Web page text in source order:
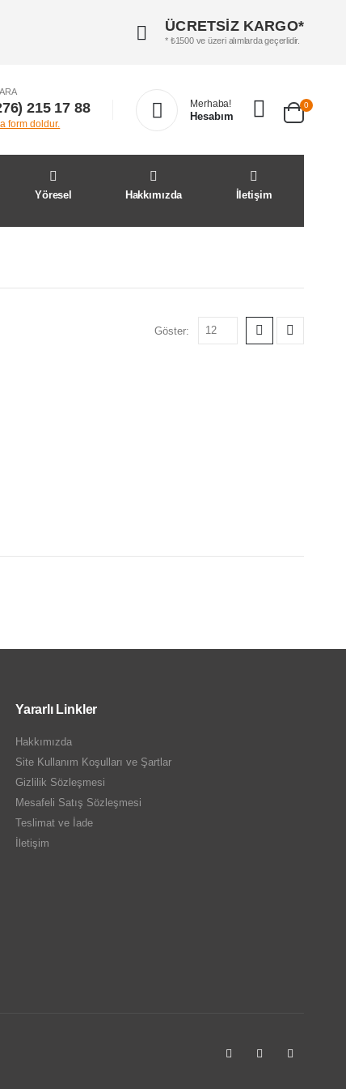
ÜCRETSİZ KARGO*
* ₺1500 ve üzeri alımlarda geçerlidir.
215 17 88
form doldur.
Merhaba!
Hesabım
0
Yöresel Hakkımızda İletişim
Göster:
Yararlı Linkler
Hakkımızda
Site Kullanım Koşulları ve Şartlar
Gizlilik Sözleşmesi
Mesafeli Satış Sözleşmesi
Teslimat ve İade
İletişim